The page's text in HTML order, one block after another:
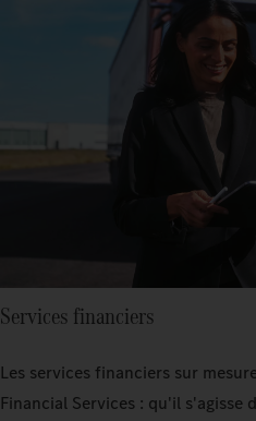
Services financiers
Les services financiers sur
Financial Services : qu'il s'agisse